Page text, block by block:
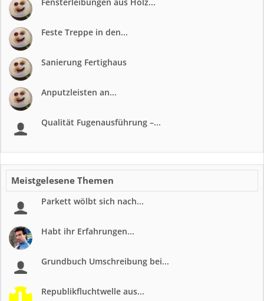
Feste Treppe in den...
Sanierung Fertighaus
Anputzleisten an...
Qualität Fugenausführung –...
Meistgelesene Themen
Parkett wölbt sich nach...
Habt ihr Erfahrungen...
Grundbuch Umschreibung bei...
Republikfluchtwelle aus...